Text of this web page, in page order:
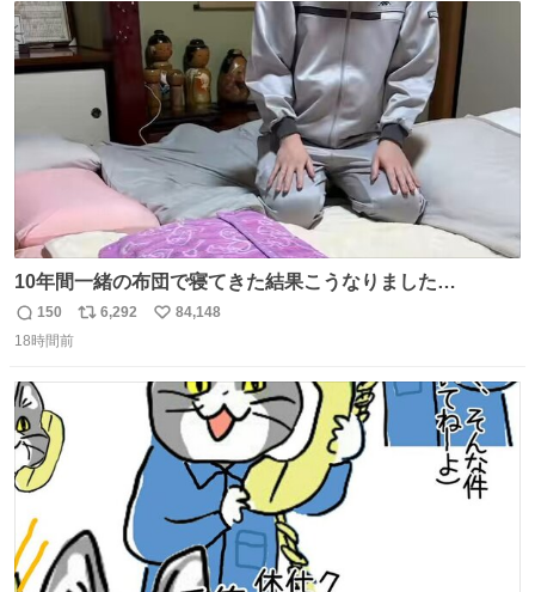
ト
数
数
10年間一緒の布団で寝てきた結果こうなりました…
返
信
150
リ
6,292
い
数
84,148
18時間前